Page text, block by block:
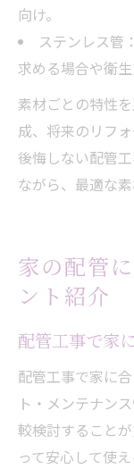
向け。
ステンレス管
求める場合や衛
素材ごとの特性
成、将来のリフ
後悔しない配管
ながら、最適な
家の配管
ント紹介
配管工事で家
配管工事で家に
ト・メンテナン
較検討すること
って安心して使